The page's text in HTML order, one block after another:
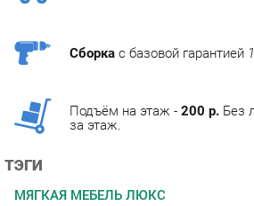
Подъём на этаж -200 р.Без
ТЭГИ
ОПИСАНИЕ